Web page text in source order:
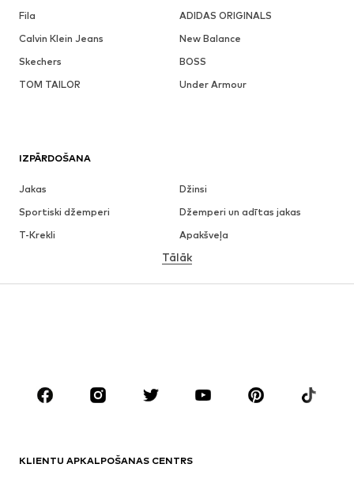
Fila
ADIDAS ORIGINALS
Calvin Klein Jeans
New Balance
Skechers
BOSS
TOM TAILOR
Under Armour
IZPĀRDOŠANA
Jakas
Džinsi
Sportiski džemperi
Džemperi un adītas jakas
T-Krekli
Apakšveļa
Krekli
Mēteļi
Uzvalki un žaketes
APĢĒRBI
Jakas
Ikdienas džemperi
Tālāk
KLIENTU APKALPOŠANAS CENTRS